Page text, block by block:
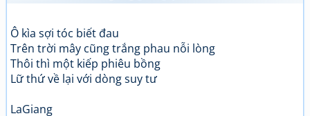
Ô kìa sợi tóc biết đau
Trên trời mây cũng trắng phau nỗi lòng
Thôi thì một kiếp phiêu bồng
Lữ thứ về lại với dòng suy tư
LaGiang